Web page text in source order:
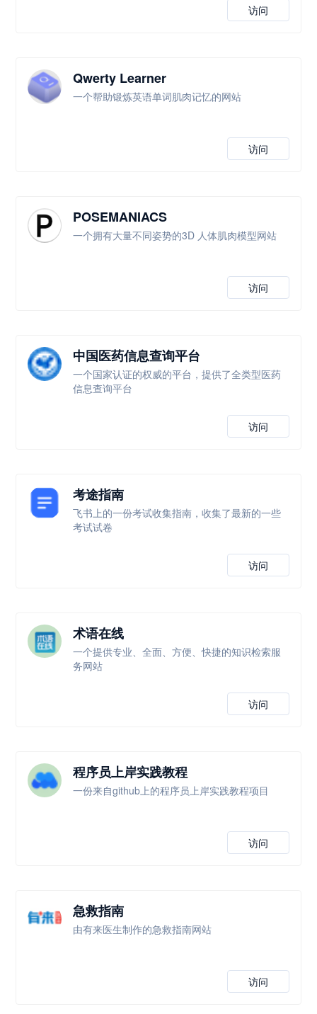
访问
Qwerty Learner
一个帮助锻炼英语单词肌肉记忆的网站
访问
POSEMANIACS
一个拥有大量不同姿势的3D 人体肌肉模型网站
访问
中国医药信息查询平台
一个国家认证的权威的平台，提供了全类型医药
信息查询平台
访问
考途指南
飞书上的一份考试收集指南，收集了最新的一些
考试试卷
访问
术语在线
一个提供专业、全面、方便、快捷的知识检索服
务网站
访问
程序员上岸实践教程
一份来自github上的程序员上岸实践教程项目
访问
急救指南
由有来医生制作的急救指南网站
访问